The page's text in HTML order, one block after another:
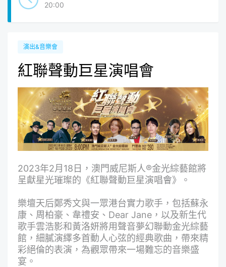
20:00
演出&音樂會
紅聯聲動巨星演唱會
2023年2月18日，澳門威尼斯人®金光綜藝館將
呈獻星光璀璨的《紅聯聲動巨星演唱會》。
樂壇天后鄭秀文與一眾港台實力歌手，包括蘇永
康、周柏豪、韋禮安、Dear Jane，以及新生代
歌手雲浩影和黃洛妍將用聲音夢幻聯動金光綜藝
館，細膩演繹多首動人心弦的經典歌曲，帶來精
彩絕倫的表演，為觀眾帶來一場難忘的音樂盛
宴。